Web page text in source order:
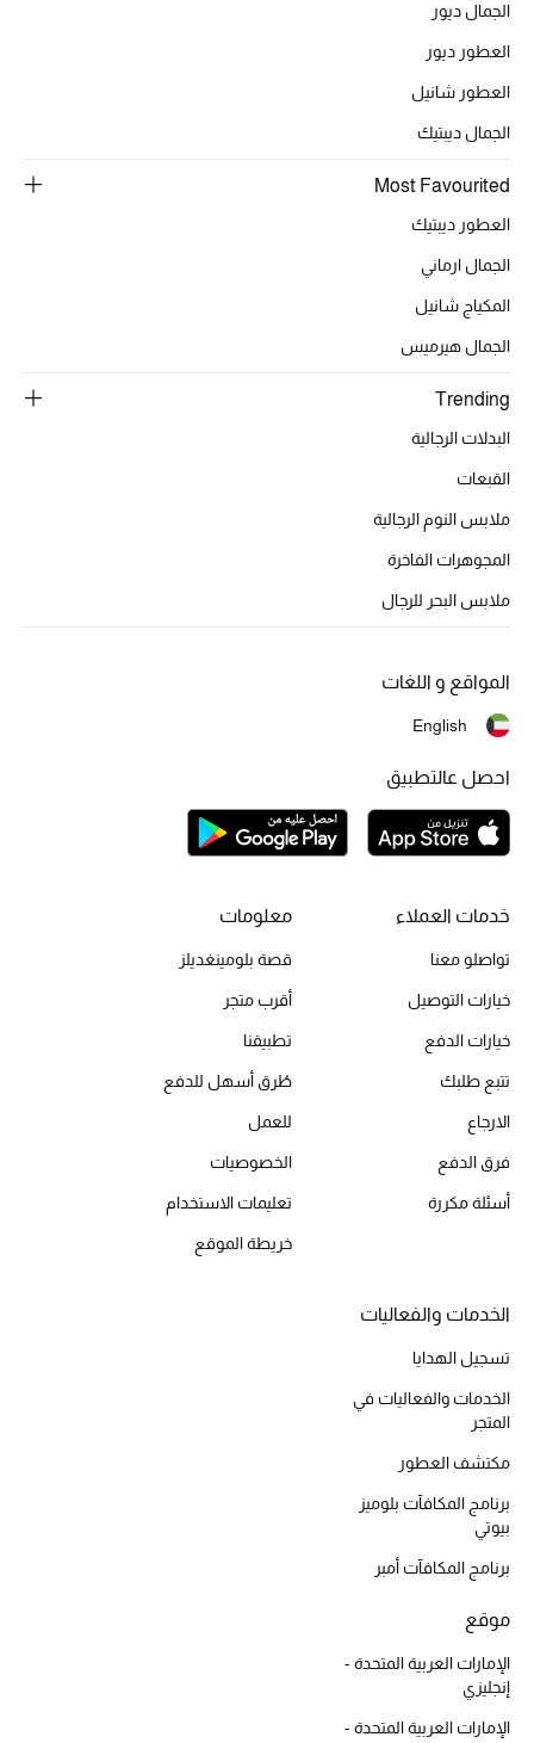
أبرز المصممين
أبرز الحقائب
الموسم الجديد
تشكيلة الأحذية
الأحذية الرجالية
أحذية للأطفال
أبرز المصممين
تسوقوا الأحذية
الجمال
الجديد في عالم الجمال
العطور
مكتشف العطور
مستحضرات الاستحمام والعناية بالجسم
العناية بالشعر
الصحة والعافية
الجمال في بلوميز
هدايا
دليل مستلزمات الجمال
الجمال ديور
العطور ديور
العطور شانيل
الجمال ديبتيك
Most Favourited
العطور ديبتيك
الجمال ارماني
المكياج شانيل
الجمال هيرميس
Trending
البدلات الرجالية
القبعات
ملابس النوم الرجالية
المجوهرات الفاخرة
ملابس البحر للرجال
خدمات العملاء
تواصلو معنا
خيارات التوصيل
خيارات الدفع
تتبع طلبك
الارجاع
فرق الدفع
أسئلة مكررة
معلومات
قصة بلومينغديلز
أقرب متجر
تطبيقنا
طُرق أسهل للدفع
للعمل
الخصوصيات
تعليمات الاستخدام
خريطة الموقع
الخدمات والفعاليات
تسجيل الهدايا
الخدمات والفعاليات في
المتجر
مكتشف العطور
برنامج المكافآت بلوميز
بيوتي
برنامج المكافآت أمبر
موقع
الإمارات العربية المتحدة -
إنجليزي
الإمارات العربية المتحدة -
المواقع و اللغات
English
احصل عالتطبيق